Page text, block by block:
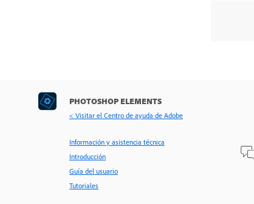
PHOTOSHOP ELEMENTS
< Visitar el Centro de ayuda de Adobe
Información y asistencia técnica
Introducción
Guía del usuario
Tutoriales